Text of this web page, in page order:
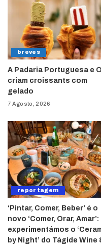
breves
A Padaria Portuguesa e
criam croissants com
gelado
7 Agosto, 2026
reportagem
‘Pintar, Comer, Beber’ é o
novo ‘Comer, Orar, Amar’:
experimentámos o
by Night’ do Tágide Wine